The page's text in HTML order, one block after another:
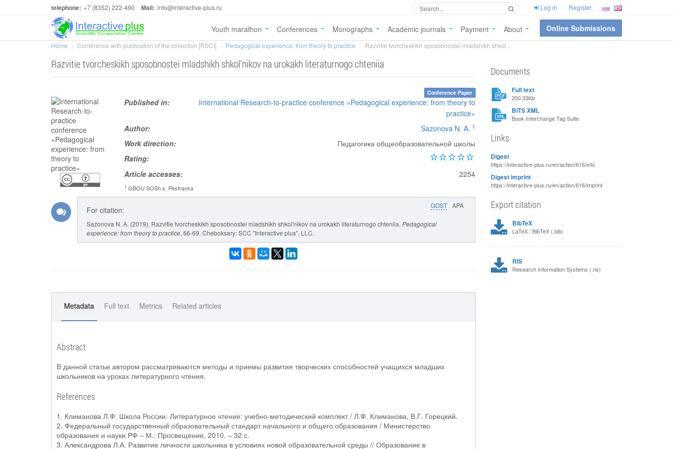
telephone: +7 (8352) 222-490 Mail: info@interactive-plus.ru Log in Register
Youth marathon Conferences Monographs Academic journals Payment About Online Submissions
Home Conference with publication of the collection [RSCI] Pedagogical experience: from theory to practice Razvitie tvorcheskikh sposobnostei mladshikh shkol...
Razvitie tvorcheskikh sposobnostei mladshikh shkol'nikov na urokakh literaturnogo chteniia
Conference Paper
Published in:
International Research-to-practice conference «Pedagogical experience: from theory to
practice»
Author:
Sazonova N. A. 1
Work direction:
Педагогика общеобразовательной школы
Rating:
Article accesses:
2254
1 GBOU SOSh s. Pestravka
GOST APA
For citation:
Sazonova N. A. (2019). Razvitie tvorcheskikh sposobnostei mladshikh shkol'nikov na urokakh literaturnogo chteniia. Pedagogical
experience: from theory to practice, 66-69. Cheboksary: SCC "Interactive plus", LLC.
Metadata Full text Metrics Related articles
Abstract
В данной статье автором рассматриваются методы и приемы развития творческих способностей учащихся младших
школьников на уроках литературного чтения.
References
1. Климанова Л.Ф. Школа России. Литературное чтение: учебно-методический комплект / Л.Ф. Климанова, В.Г. Горецкий.
2. Федеральный государственный образовательный стандарт начального и общего образования / Министерство
образования и науки РФ – М.: Просвещение, 2010. – 32 с.
3. Александрова Л.А. Развитие личности школьника в условиях новой образовательной среды // Образование в
Documents
Full text
200.33Kb
BITS XML
Book Interchange Tag Suite
Links
Digest
https://interactive-plus.ru/en/action/616/info
Digest imprint
https://interactive-plus.ru/en/action/616/imprint
Export citation
BibTeX
LaTeX / BibTeX (.bib)
RIS
Research Information Systems (.ris)